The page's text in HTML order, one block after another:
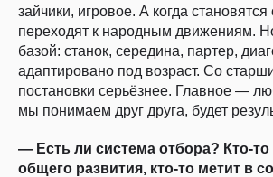
зайчики, игровое. А когда
переходят к народным движениям.
базой: станок, середина, партер,
адаптировано под возраст. Со
постановки серьёзнее. Главное —
мы понимаем друг друга, будет
— Есть ли система отбора? Кто-
общего развития, кто-то метит в